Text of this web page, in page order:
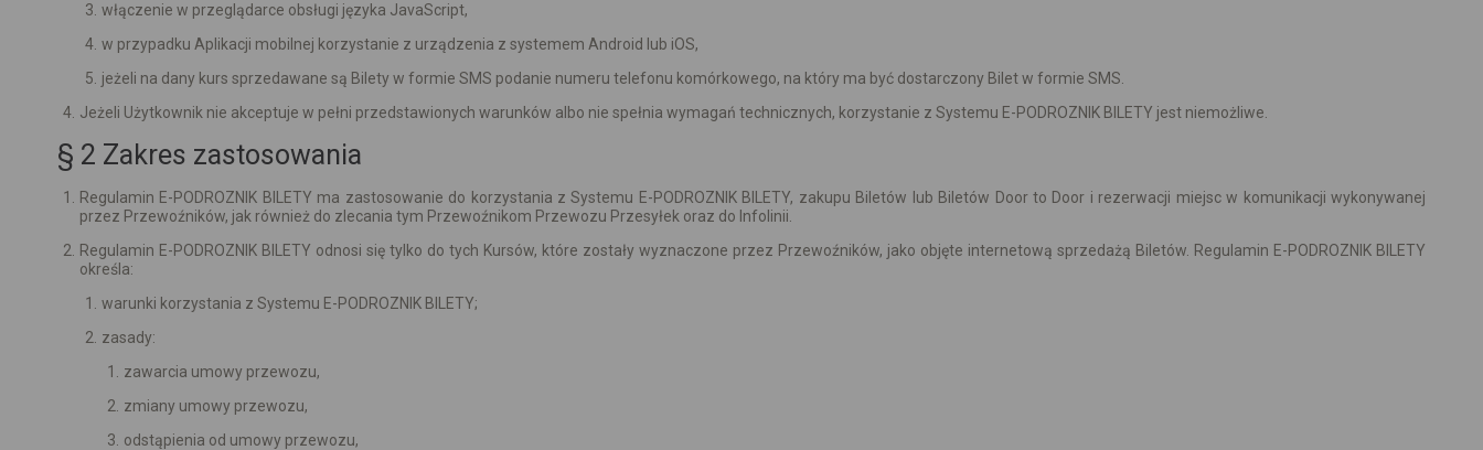
włączenie w przeglądarce obsługi języka JavaScript,
w przypadku Aplikacji mobilnej korzystanie z urządzenia z systemem Android lub iOS,
jeżeli na dany kurs sprzedawane są Bilety w formie SMS podanie numeru telefonu komórkowego, na który ma być dostarczony Bilet w formie SMS.
Jeżeli Użytkownik nie akceptuje w pełni przedstawionych warunków albo nie spełnia wymagań technicznych, korzystanie z Systemu E-PODROZNIK BILETY jest niemożliwe.
§ 2 Zakres zastosowania
Regulamin E-PODROZNIK BILETY ma zastosowanie do korzystania z Systemu E-PODROZNIK BILETY, zakupu Biletów lub Biletów Door to Door i rezerwacji miejsc w komunikacji wykonywanej
przez Przewoźników, jak również do zlecania tym Przewoźnikom Przewozu Przesyłek oraz do Infolinii.
Regulamin E-PODROZNIK BILETY odnosi się tylko do tych Kursów, które zostały wyznaczone przez Przewoźników, jako objęte internetową sprzedażą Biletów. Regulamin E-PODROZNIK BILETY
określa:
warunki korzystania z Systemu E-PODROZNIK BILETY;
zasady:
zawarcia umowy przewozu,
zmiany umowy przewozu,
odstąpienia od umowy przewozu,